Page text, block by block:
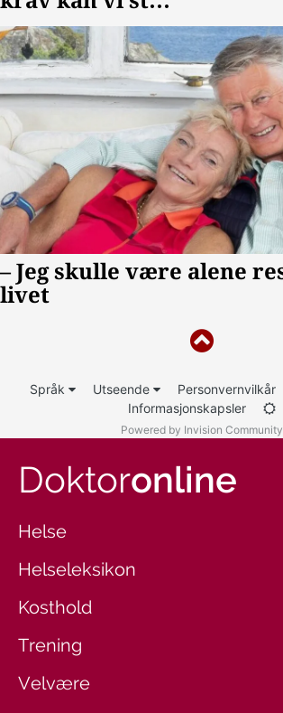
Språk Utseende Personvernvilkår
Informasjonskapsler
Powered by Invision Community
Doktoronline
Helse
Helseleksikon
Kosthold
Trening
Velvære